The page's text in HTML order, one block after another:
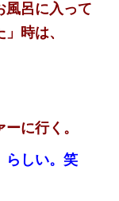
風呂に入って
時は、
に行く。
らしい。笑